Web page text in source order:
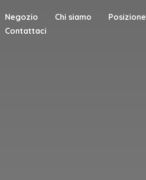
Negozio Chi siamo
Posizione
Contattaci